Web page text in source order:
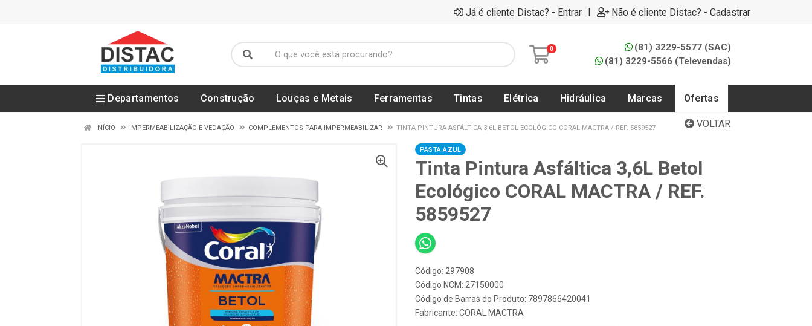
Já é cliente Distac? - Entrar | Não é cliente Distac? - Cadastrar
0
(81) 3229-5577 (SAC)
(81) 3229-5566 (Televendas)
Departamentos Construção Louças e Metais Ferramentas Tintas Elétrica Hidráulica Marcas Ofertas
VOLTAR
INÍCIO IMPERMEABILIZAÇÃO E VEDAÇÃO COMPLEMENTOS PARA IMPERMEABILIZAR TINTA PINTURA ASFÁLTICA 3,6L BETOL ECOLÓGICO CORAL MACTRA / REF. 5859527
PASTA AZUL
Tinta Pintura Asfáltica 3,6L Betol
Ecológico CORAL MACTRA / REF.
5859527
Código: 297908
Código NCM: 27150000
Código de Barras do Produto: 7897866420041
Fabricante: CORAL MACTRA